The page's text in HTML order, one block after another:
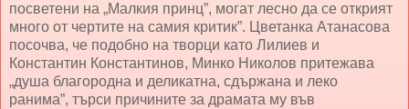
посветени на „Малкия принц”, могат лесно да се открият
много от чертите на самия критик”. Цветанка Атанасова
посочва, че подобно на творци като Лилиев и
Константин Константинов, Минко Николов притежава
„душа благородна и деликатна, сдържана и леко
ранима”, търси причините за драмата му във